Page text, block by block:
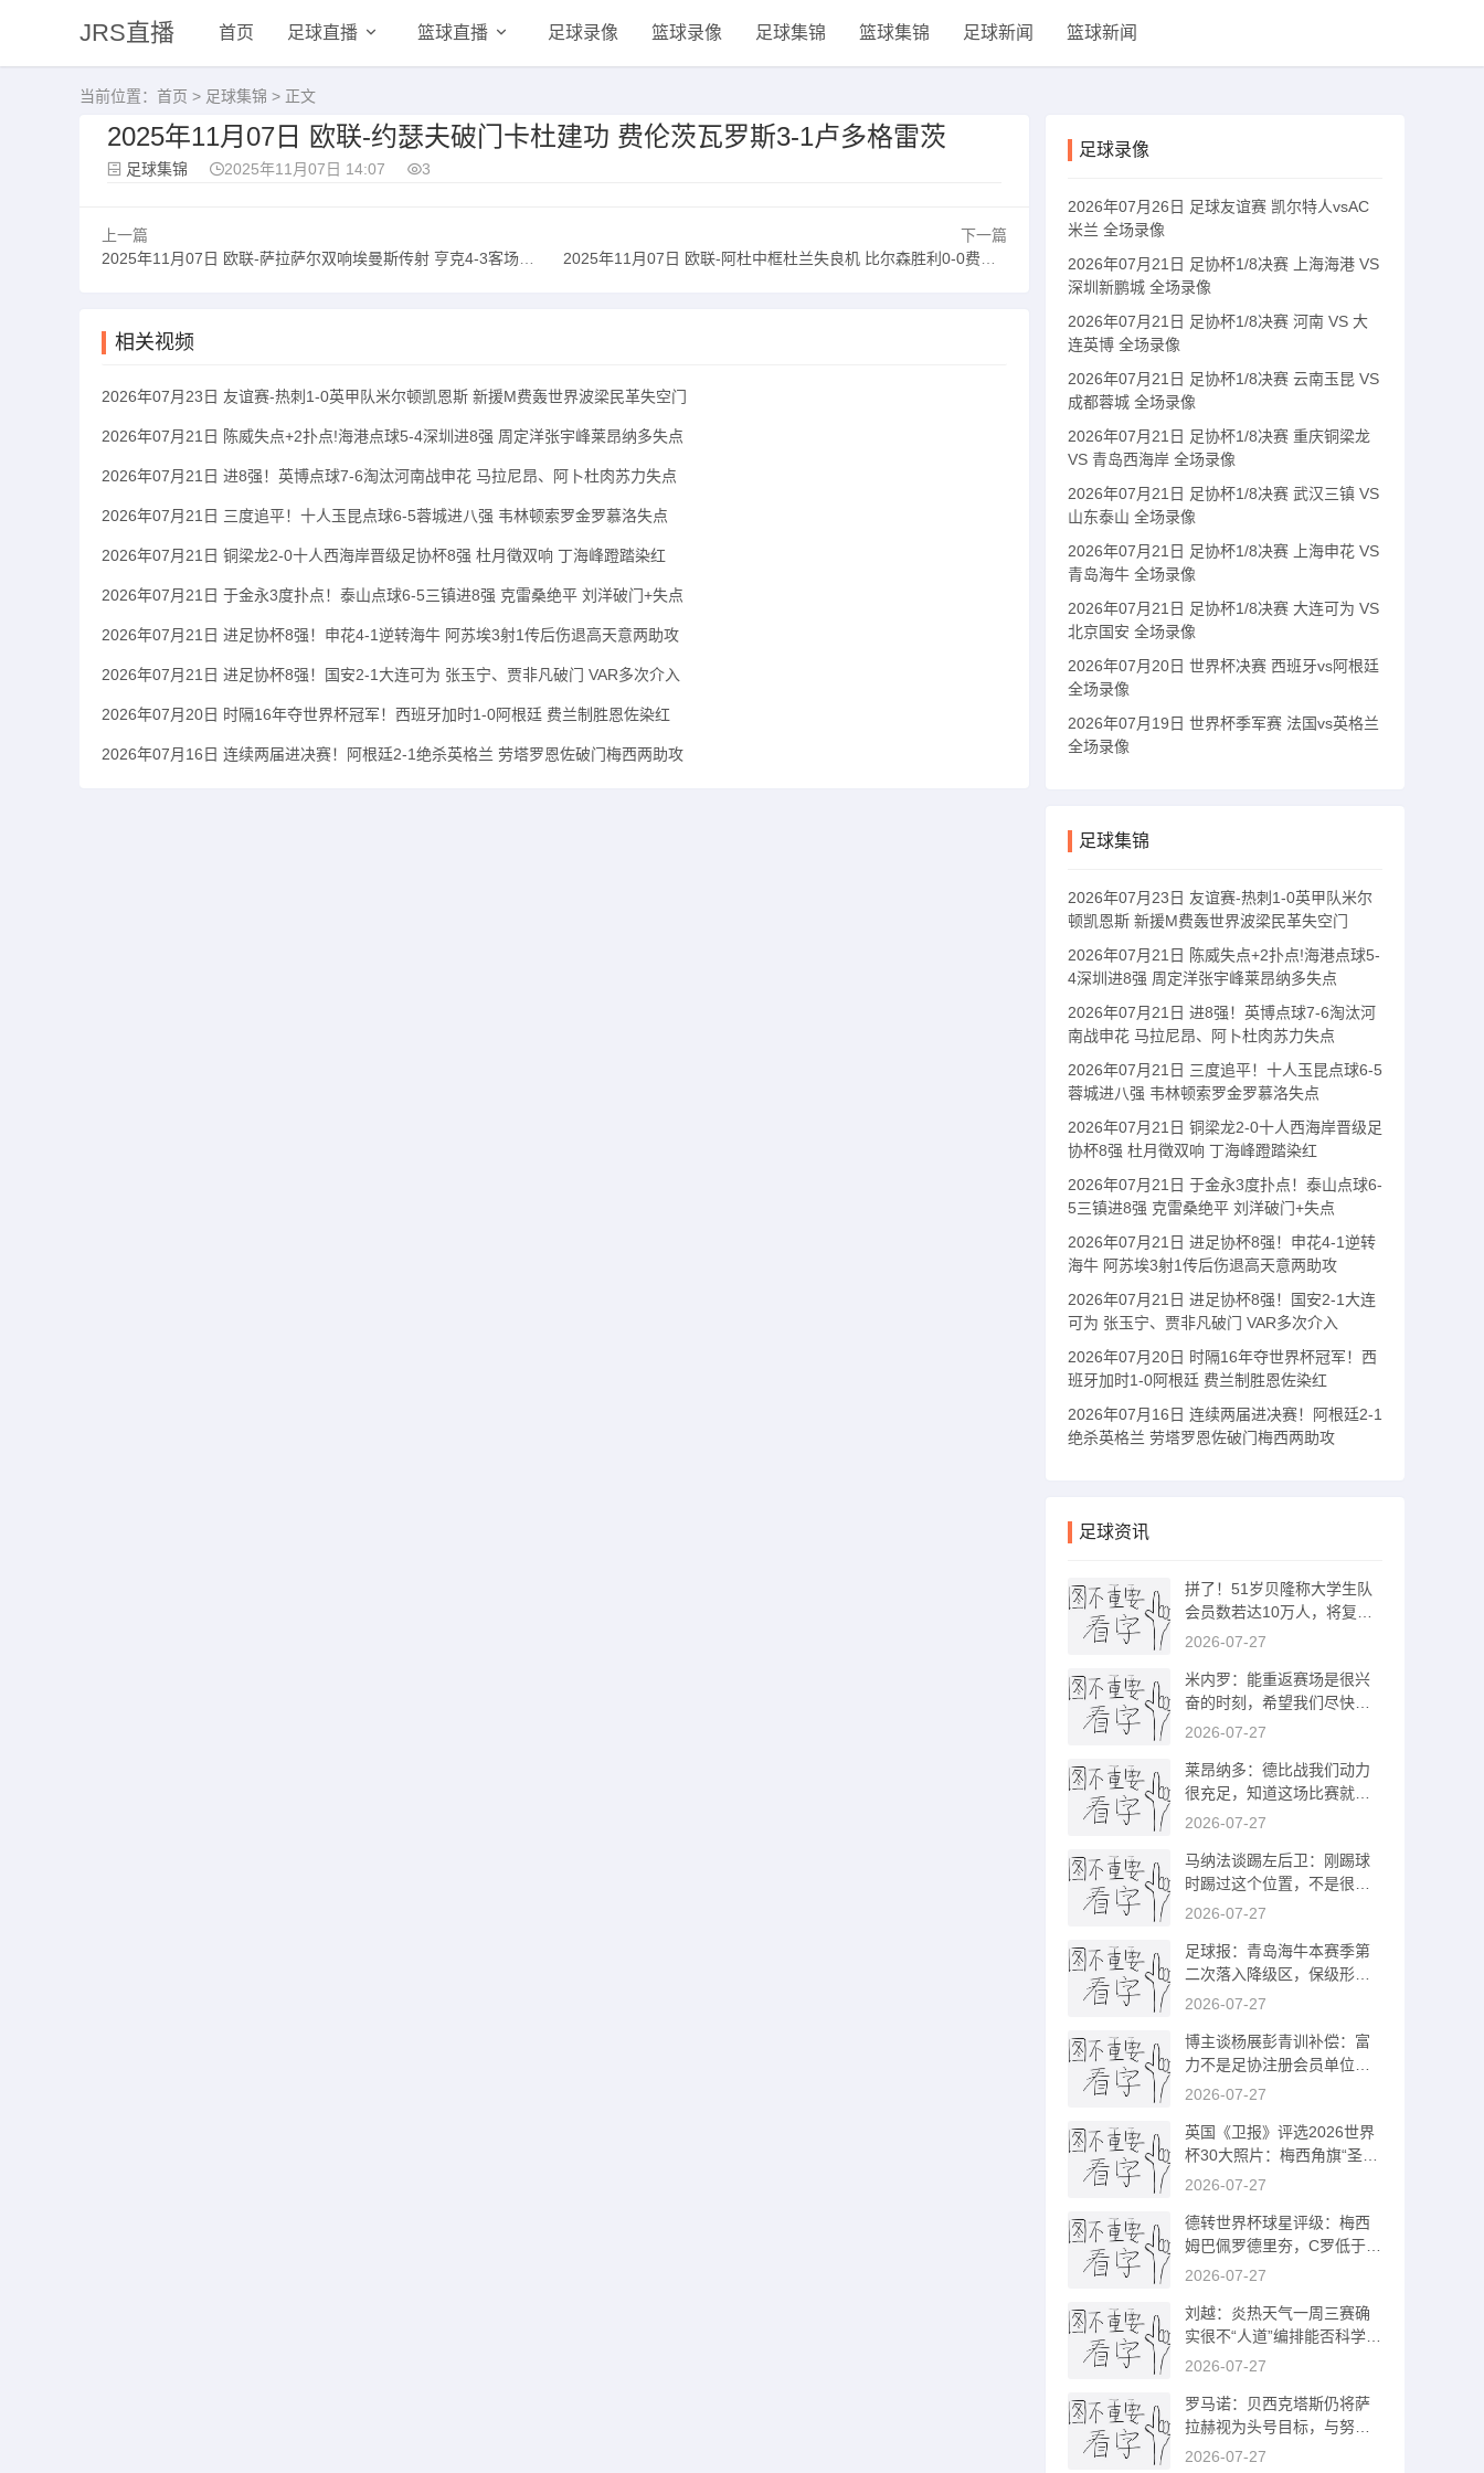
JRS直播 首页 足球直播 篮球直播 足球录像 篮球录像 足球集锦 篮球集锦 足球新闻 篮球新闻
当前位置： 首页 > 足球集锦 > 正文
2025年11月07日 欧联-约瑟夫破门卡杜建功 费伦茨瓦罗斯3-1卢多格雷茨
足球集锦 2025年11月07日 14:07 3
上一篇
2025年11月07日 欧联-萨拉萨尔双响埃曼斯传射 亨克4-3客场逆转布拉加
下一篇
2025年11月07日 欧联-阿杜中框杜兰失良机 比尔森胜利0-0费内巴切
相关视频
2026年07月23日 友谊赛-热刺1-0英甲队米尔顿凯恩斯 新援M费轰世界波梁民革失空门
2026年07月21日 陈威失点+2扑点!海港点球5-4深圳进8强 周定洋张宇峰莱昂纳多失点
2026年07月21日 进8强！英博点球7-6淘汰河南战申花 马拉尼昂、阿卜杜肉苏力失点
2026年07月21日 三度追平！十人玉昆点球6-5蓉城进八强 韦林顿索罗金罗慕洛失点
2026年07月21日 铜梁龙2-0十人西海岸晋级足协杯8强 杜月徵双响 丁海峰蹬踏染红
2026年07月21日 于金永3度扑点！泰山点球6-5三镇进8强 克雷桑绝平 刘洋破门+失点
2026年07月21日 进足协杯8强！申花4-1逆转海牛 阿苏埃3射1传后伤退高天意两助攻
2026年07月21日 进足协杯8强！国安2-1大连可为 张玉宁、贾非凡破门 VAR多次介入
2026年07月20日 时隔16年夺世界杯冠军！西班牙加时1-0阿根廷 费兰制胜恩佐染红
2026年07月16日 连续两届进决赛！阿根廷2-1绝杀英格兰 劳塔罗恩佐破门梅西两助攻
足球录像
2026年07月26日 足球友谊赛 凯尔特人vsAC
米兰 全场录像
2026年07月21日 足协杯1/8决赛 上海海港 VS
深圳新鹏城 全场录像
2026年07月21日 足协杯1/8决赛 河南 VS 大
连英博 全场录像
2026年07月21日 足协杯1/8决赛 云南玉昆 VS
成都蓉城 全场录像
2026年07月21日 足协杯1/8决赛 重庆铜梁龙
VS 青岛西海岸 全场录像
2026年07月21日 足协杯1/8决赛 武汉三镇 VS
山东泰山 全场录像
2026年07月21日 足协杯1/8决赛 上海申花 VS
青岛海牛 全场录像
2026年07月21日 足协杯1/8决赛 大连可为 VS
北京国安 全场录像
2026年07月20日 世界杯决赛 西班牙vs阿根廷
全场录像
2026年07月19日 世界杯季军赛 法国vs英格兰
全场录像
足球集锦
2026年07月23日 友谊赛-热刺1-0英甲队米尔
顿凯恩斯 新援M费轰世界波梁民革失空门
2026年07月21日 陈威失点+2扑点!海港点球5-
4深圳进8强 周定洋张宇峰莱昂纳多失点
2026年07月21日 进8强！英博点球7-6淘汰河
南战申花 马拉尼昂、阿卜杜肉苏力失点
2026年07月21日 三度追平！十人玉昆点球6-5
蓉城进八强 韦林顿索罗金罗慕洛失点
2026年07月21日 铜梁龙2-0十人西海岸晋级足
协杯8强 杜月徵双响 丁海峰蹬踏染红
2026年07月21日 于金永3度扑点！泰山点球6-
5三镇进8强 克雷桑绝平 刘洋破门+失点
2026年07月21日 进足协杯8强！申花4-1逆转
海牛 阿苏埃3射1传后伤退高天意两助攻
2026年07月21日 进足协杯8强！国安2-1大连
可为 张玉宁、贾非凡破门 VAR多次介入
2026年07月20日 时隔16年夺世界杯冠军！西
班牙加时1-0阿根廷 费兰制胜恩佐染红
2026年07月16日 连续两届进决赛！阿根廷2-1
绝杀英格兰 劳塔罗恩佐破门梅西两助攻
足球资讯
拼了！51岁贝隆称大学生队
会员数若达10万人，将复出
参加1场比赛
2026-07-27
米内罗：能重返赛场是很兴
奋的时刻，希望我们尽快忘
记这场失利
2026-07-27
莱昂纳多：德比战我们动力
很充足，知道这场比赛就像
战争一样
2026-07-27
马纳法谈踢左后卫：刚踢球
时踢过这个位置，不是很别
扭、陌生
2026-07-27
足球报：青岛海牛本赛季第
二次落入降级区，保级形势
已经非常危险
2026-07-27
博主谈杨展彭青训补偿：富
力不是足协注册会员单位，
条规不适用
2026-07-27
英国《卫报》评选2026世界
杯30大照片：梅西角旗“圣
殿”排名第一
2026-07-27
德转世界杯球星评级：梅西
姆巴佩罗德里夯，C罗低于预
期/佩德里拉
2026-07-27
刘越：炎热天气一周三赛确
实很不“人道”编排能否科学实
际些？
2026-07-27
罗马诺：贝西克塔斯仍将萨
拉赫视为头号目标，与努涅
斯无深入接触
2026-07-27